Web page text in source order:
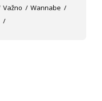
Važno
Wannabe